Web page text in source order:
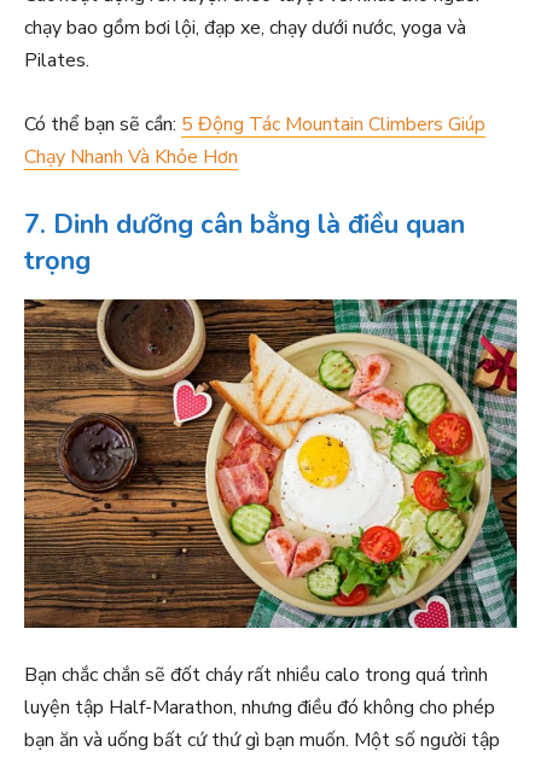
chạy bao gồm bơi lội, đạp xe, chạy dưới nước, yoga và
Pilates.
Có thể bạn sẽ cần: 5 Động Tác Mountain Climbers Giúp
Chạy Nhanh Và Khỏe Hơn
7. Dinh dưỡng cân bằng là điều quan
trọng
Bạn chắc chắn sẽ đốt cháy rất nhiều calo trong quá trình
luyện tập Half-Marathon, nhưng điều đó không cho phép
bạn ăn và uống bất cứ thứ gì bạn muốn. Một số người tập